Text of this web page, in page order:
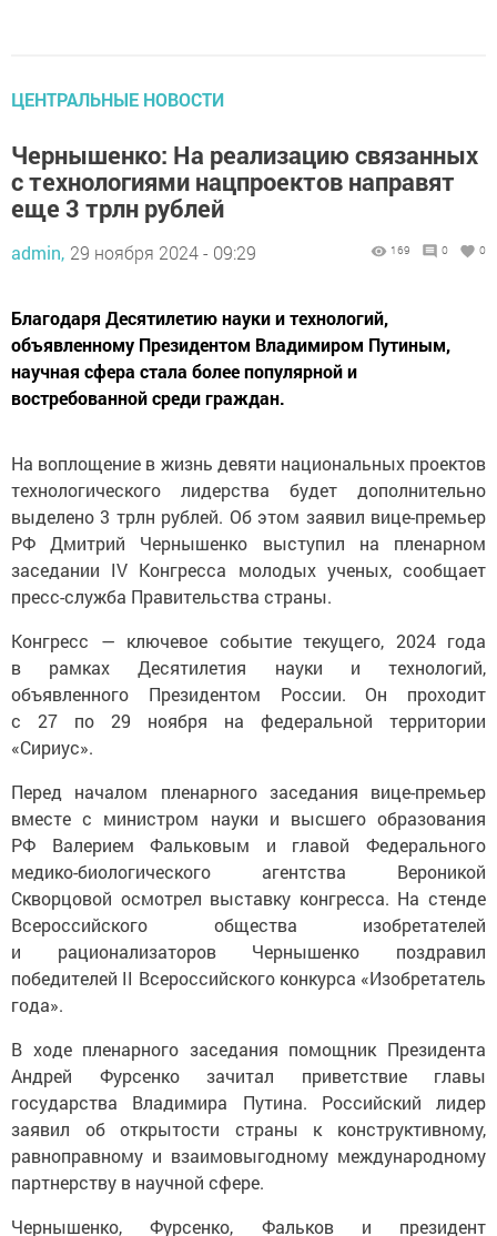
ЦЕНТРАЛЬНЫЕ НОВОСТИ
Чернышенко: На реализацию связанных
с технологиями нацпроектов направят
еще 3 трлн рублей
admin, 29 ноября 2024 - 09:29 169 0 0
Благодаря Десятилетию науки и технологий,
объявленному Президентом Владимиром Путиным,
научная сфера стала более популярной и
востребованной среди граждан.
На воплощение в жизнь девяти национальных проектов
технологического лидерства будет дополнительно
выделено 3 трлн рублей. Об этом заявил вице-премьер
РФ Дмитрий Чернышенко выступил на пленарном
заседании IV Конгресса молодых ученых, сообщает
пресс-служба Правительства страны.
Конгресс — ключевое событие текущего, 2024 года
в рамках Десятилетия науки и технологий,
объявленного Президентом России. Он проходит
с 27 по 29 ноября на федеральной территории
«Сириус».
Перед началом пленарного заседания вице-премьер
вместе с министром науки и высшего образования
РФ Валерием Фальковым и главой Федерального
медико-биологического агентства Вероникой
Скворцовой осмотрел выставку конгресса. На стенде
Всероссийского общества изобретателей
и рационализаторов Чернышенко поздравил
победителей II Всероссийского конкурса «Изобретатель
года».
В ходе пленарного заседания помощник Президента
Андрей Фурсенко зачитал приветствие главы
государства Владимира Путина. Российский лидер
заявил об открытости страны к конструктивному,
равноправному и взаимовыгодному международному
партнерству в научной сфере.
Чернышенко, Фурсенко, Фальков и президент